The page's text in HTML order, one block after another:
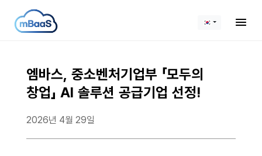
KOR
엠바스, 중소벤처기업부 「모두의
창업」 AI 솔루션 공급기업 선정!
2026년 4월 29일